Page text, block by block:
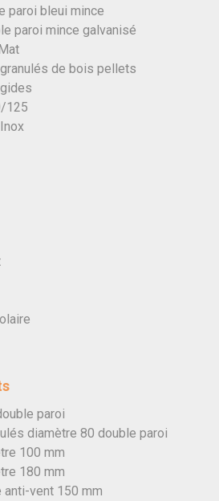
paroi bleui mince
paroi mince galvanisé
de bois pellets
125
paroi
diamètre 80 double paroi
100 mm
180 mm
anti-vent 150 mm